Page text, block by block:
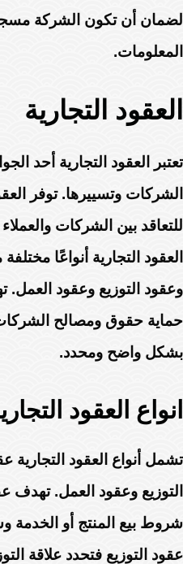
لضمان أن تكون الشركة
المعلومات.
العقود التجارية
تعتبر العقود التجارية أحد
الشركات وتسييرها. توفر
للتعاقد بين الشركات
العقود التجارية أنواعًا
وعقود التوزيع وعقود العمل.
حماية حقوق ومصالح
بشكل واضح ومحدد.
انواع العقود
تشمل أنواع العقود التجارية
التوزيع وعقود العمل. تهدف
شروط بيع المنتج أو الخدمة
عقود التوزيع فتحدد علاقة